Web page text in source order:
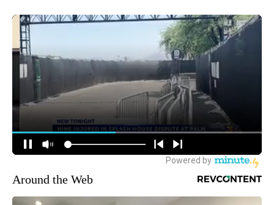
Around the Web